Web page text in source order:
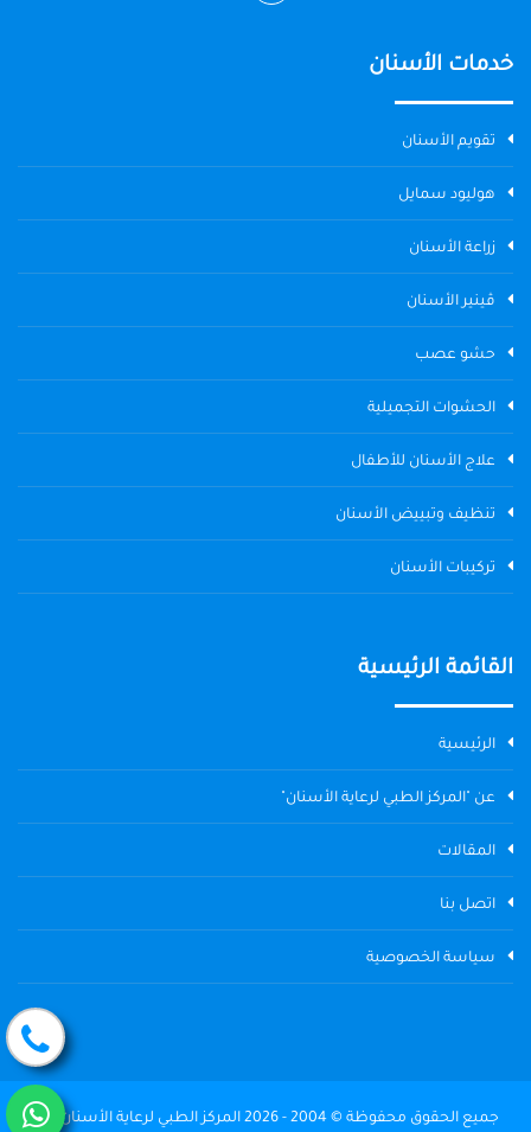
خدمات الأسنان
تقويم الأسنان
هوليود سمايل
زراعة الأسنان
ڤينير الأسنان
حشو عصب
الحشوات التجميلية
علاج الأسنان للأطفال
تنظيف وتبييض الأسنان
تركيبات الأسنان
القائمة الرئيسية
الرئيسية
عن "المركز الطبي لرعاية الأسنان"
المقالات
اتصل بنا
سياسة الخصوصية
جميع الحقوق محفوظة © 2004 - 2026 المركز الطبي لرعاية الأسنان The